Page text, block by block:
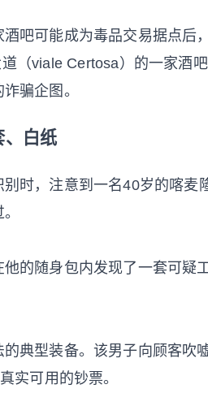
吧可能成为毒品交易据点后
（viale Certosa）的一家酒
骗企图。
、白纸
时，注意到一名40岁的喀麦
他的随身包内发现了一套可疑
的典型装备。该男子向顾客吹
实可用的钞票。